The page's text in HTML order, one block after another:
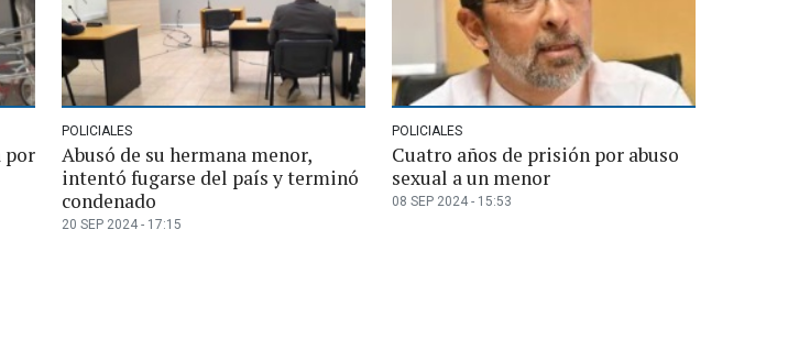
por
POLICIALES
Abusó de su hermana menor,
intentó fugarse del país y terminó
condenado
20 SEP 2024 - 17:15
POLICIALES
Cuatro años de prisión por abuso
sexual a un menor
08 SEP 2024 - 15:53